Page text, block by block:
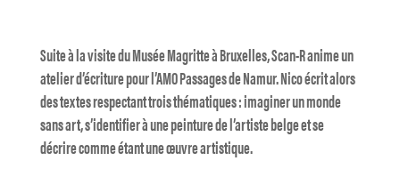
Suite à la visite du Musée Magritte à Bruxelles, Scan-R anime un
atelier d’écriture pour l’AMO Passages de Namur. Nico écrit alors
des textes respectant trois thématiques : imaginer un monde
sans art, s’identifier à une peinture de l’artiste belge et se
décrire comme étant une œuvre artistique.